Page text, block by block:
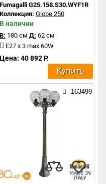
Fumagalli G25.158.S30.WYF1R
Коллекция: Globe 250
В наличии
В: 180 см Д: 62 см
E27 x 3 max 60W
Цена: 40 892 Р.
Купить
163499